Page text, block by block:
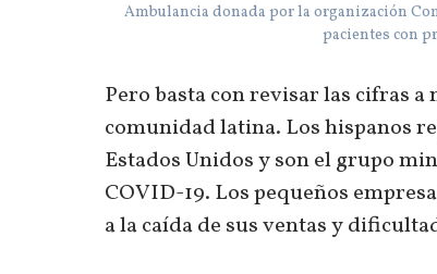
Ambulancia donada por la organización
pacientes con
Pero basta con revisar las cifras
comunidad latina. Los hispanos
Estados Unidos y son el grupo
COVID-19. Los pequeños
a la caída de sus ventas y